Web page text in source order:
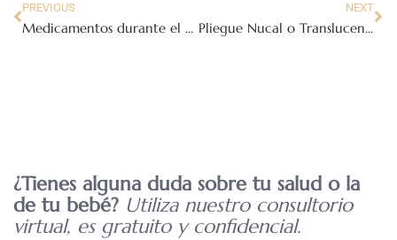
PREVIOUS
Medicamentos durante el embarazo
NEXT
Pliegue Nucal o Translucencia nucal (TN)
¿Tienes alguna duda sobre tu salud o la
de tu bebé? Utiliza nuestro consultorio
virtual, es gratuito y confidencial.